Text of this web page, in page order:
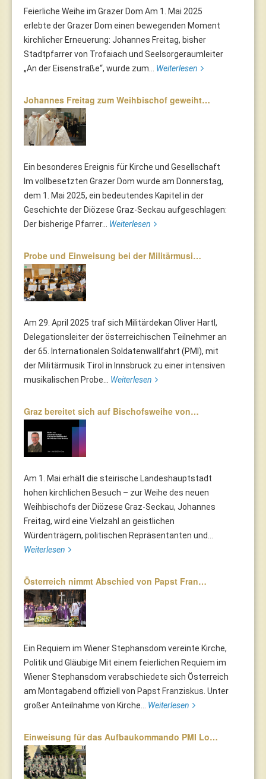
Feierliche Weihe im Grazer Dom Am 1. Mai 2025
erlebte der Grazer Dom einen bewegenden Moment
kirchlicher Erneuerung: Johannes Freitag, bisher
Stadtpfarrer von Trofaiach und Seelsorgeraumleiter
„An der Eisenstraße“, wurde zum... Weiterlesen
Johannes Freitag zum Weihbischof geweiht…
Ein besonderes Ereignis für Kirche und Gesellschaft
Im vollbesetzten Grazer Dom wurde am Donnerstag,
dem 1. Mai 2025, ein bedeutendes Kapitel in der
Geschichte der Diözese Graz-Seckau aufgeschlagen:
Der bisherige Pfarrer... Weiterlesen
Probe und Einweisung bei der Militärmusi…
Am 29. April 2025 traf sich Militärdekan Oliver Hartl,
Delegationsleiter der österreichischen Teilnehmer an
der 65. Internationalen Soldatenwallfahrt (PMI), mit
der Militärmusik Tirol in Innsbruck zu einer intensiven
musikalischen Probe... Weiterlesen
Graz bereitet sich auf Bischofsweihe von…
Am 1. Mai erhält die steirische Landeshauptstadt
hohen kirchlichen Besuch – zur Weihe des neuen
Weihbischofs der Diözese Graz-Seckau, Johannes
Freitag, wird eine Vielzahl an geistlichen
Würdenträgern, politischen Repräsentanten und...
Weiterlesen
Österreich nimmt Abschied von Papst Fran…
Ein Requiem im Wiener Stephansdom vereinte Kirche,
Politik und Gläubige Mit einem feierlichen Requiem im
Wiener Stephansdom verabschiedete sich Österreich
am Montagabend offiziell von Papst Franziskus. Unter
großer Anteilnahme von Kirche... Weiterlesen
Einweisung für das Aufbaukommando PMI Lo…